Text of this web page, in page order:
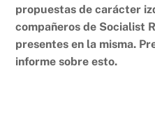
propuestas de carácter
compañeros de Socialist
presentes en la misma.
informe sobre esto.